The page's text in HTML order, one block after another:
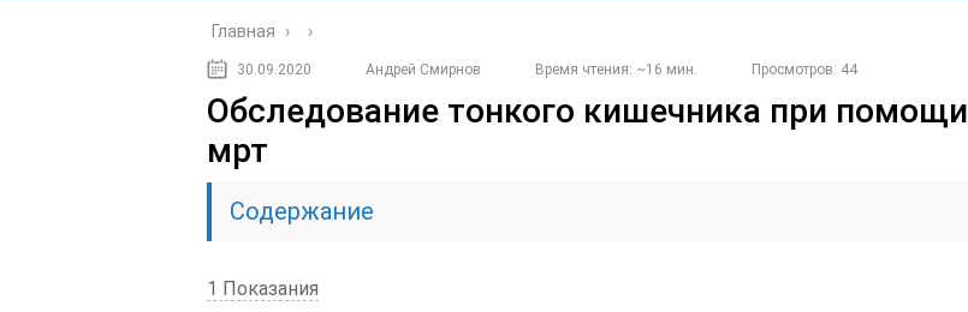
Главная › ›
30.09.2020 Андрей Смирнов Время чтения: ~16 мин. Просмотров: 44
Обследование тонкого кишечника при помощи
мрт
Содержание
1 Показания